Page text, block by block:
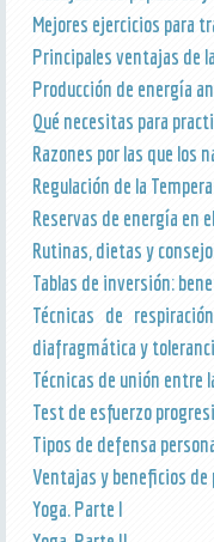
Mejores ejercicios para
Principales ventajas de
Producción de energía
Qué necesitas para
Razones por las que los
Regulación de la
Reservas de energía en
Rutinas, dietas y
Tablas de inversión:
Técnicas de
diafragmática y
Técnicas de unión entre
Test de esfuerzo
Tipos de defensa
Ventajas y beneficios
Yoga. Parte I